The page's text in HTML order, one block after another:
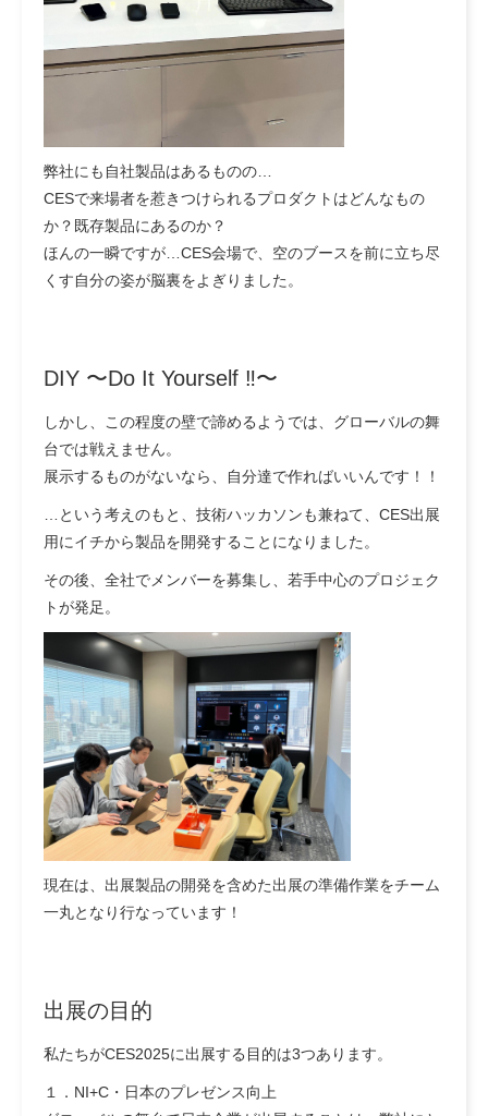
弊社にも自社製品はあるものの…
CESで来場者を惹きつけられるプロダクトはどんなもの
か？既存製品にあるのか？
ほんの一瞬ですが…CES会場で、空のブースを前に立ち尽
くす自分の姿が脳裏をよぎりました。
DIY 〜Do It Yourself ‼︎〜
しかし、この程度の壁で諦めるようでは、グローバルの舞
台では戦えません。
展示するものがないなら、自分達で作ればいいんです！！
…という考えのもと、技術ハッカソンも兼ねて、CES出展
用にイチから製品を開発することになりました。
その後、全社でメンバーを募集し、若手中心のプロジェク
トが発足。
現在は、出展製品の開発を含めた出展の準備作業をチーム
一丸となり行なっています！
出展の目的
私たちがCES2025に出展する目的は3つあります。
１．NI+C・日本のプレゼンス向上